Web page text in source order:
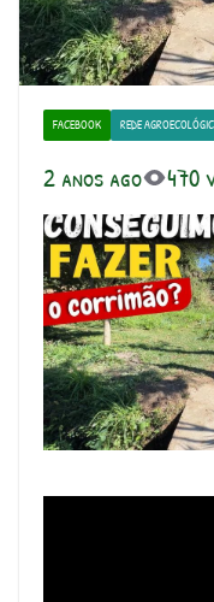
FACEBOOK REDE
2 anos ago 470